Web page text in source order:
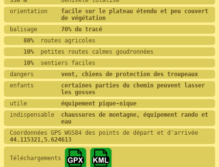
orientation facile sur le plateau étendu et peu couvert
de végétation
balisage 70% du tracé
    80%
  routes agricoles
    10%
  petites routes calmes goudronnées
    10%
  sentiers faciles
dangers vent, chiens de protection des troupeaux
enfants certaines parties du chemin peuvent lasser
les gosses
utile équipement pique-nique
indispensable chaussures de montagne, équipement rando et
eau
Coordonnées GPS WGS84 des points de départ et d'arrivée
44.115321,5.624613
Téléchargements